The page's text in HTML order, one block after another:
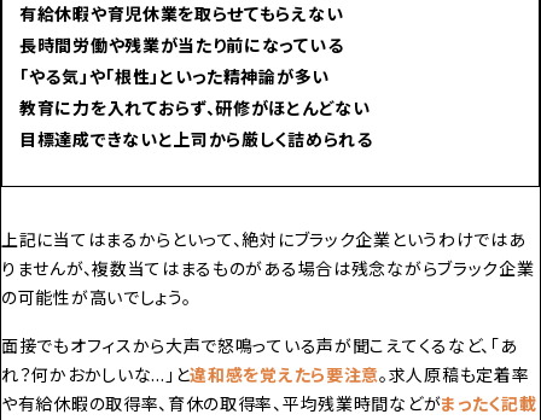
有給休暇や育児休業を取らせてもらえない
長時間労働や残業が当たり前になっている
「やる気」や「根性」といった精神論が多い
教育に力を入れておらず、研修がほとんどない
目標達成できないと上司から厳しく詰められる
上記に当てはまるからといって、絶対にブラック企業というわけではあ
りませんが、複数当てはまるものがある場合は残念ながらブラック企業
の可能性が高いでしょう。
面接でもオフィスから大声で怒鳴っている声が聞こえてくるなど、 「あ
れ？何かおかしいな…」 と違和感を覚えたら要注意。求人原稿も定着率
や有給休暇の取得率、育休の取得率、平均残業時間などがまったく記載